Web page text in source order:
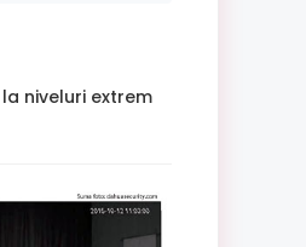
niveluri extrem